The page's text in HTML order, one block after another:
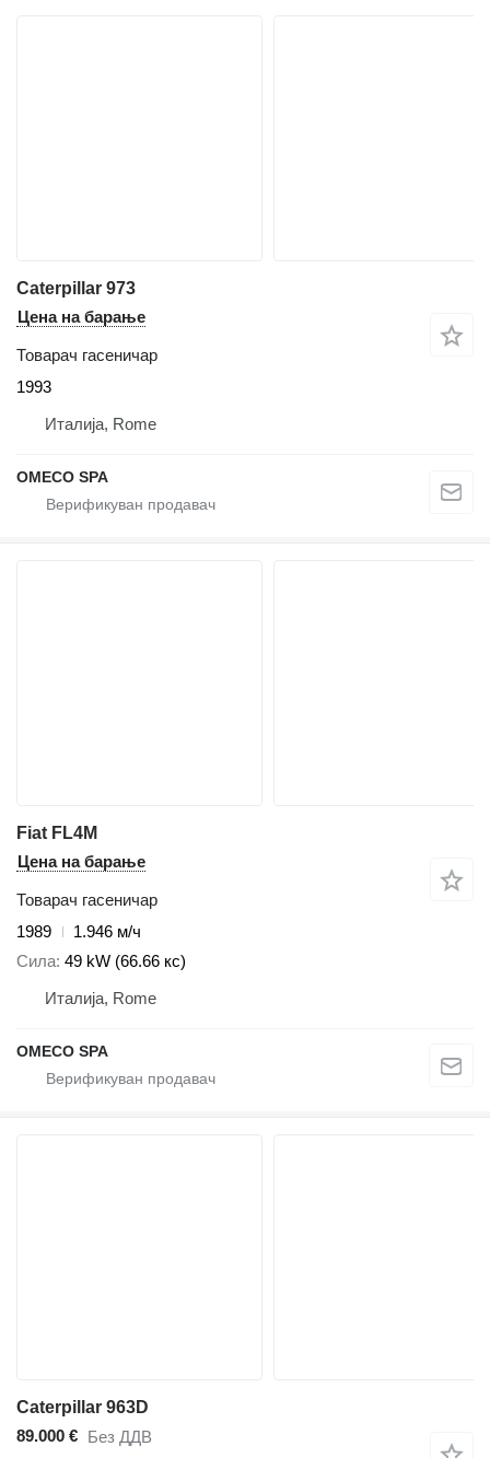
Caterpillar 973
Цена на барање
Товарач гасеничар
1993
Италија, Rome
OMECO SPA
Fiat FL4M
Цена на барање
Товарач гасеничар
1989
1.946 м/ч
Сила 49 kW (66.66 кс)
Италија, Rome
OMECO SPA
Caterpillar 963D
89.000 € Без ДДВ